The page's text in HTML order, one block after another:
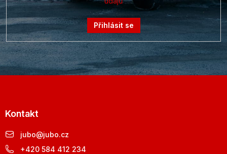
Přihlásit se
Kontakt
jubo@jubo.cz
+420 584 412 234